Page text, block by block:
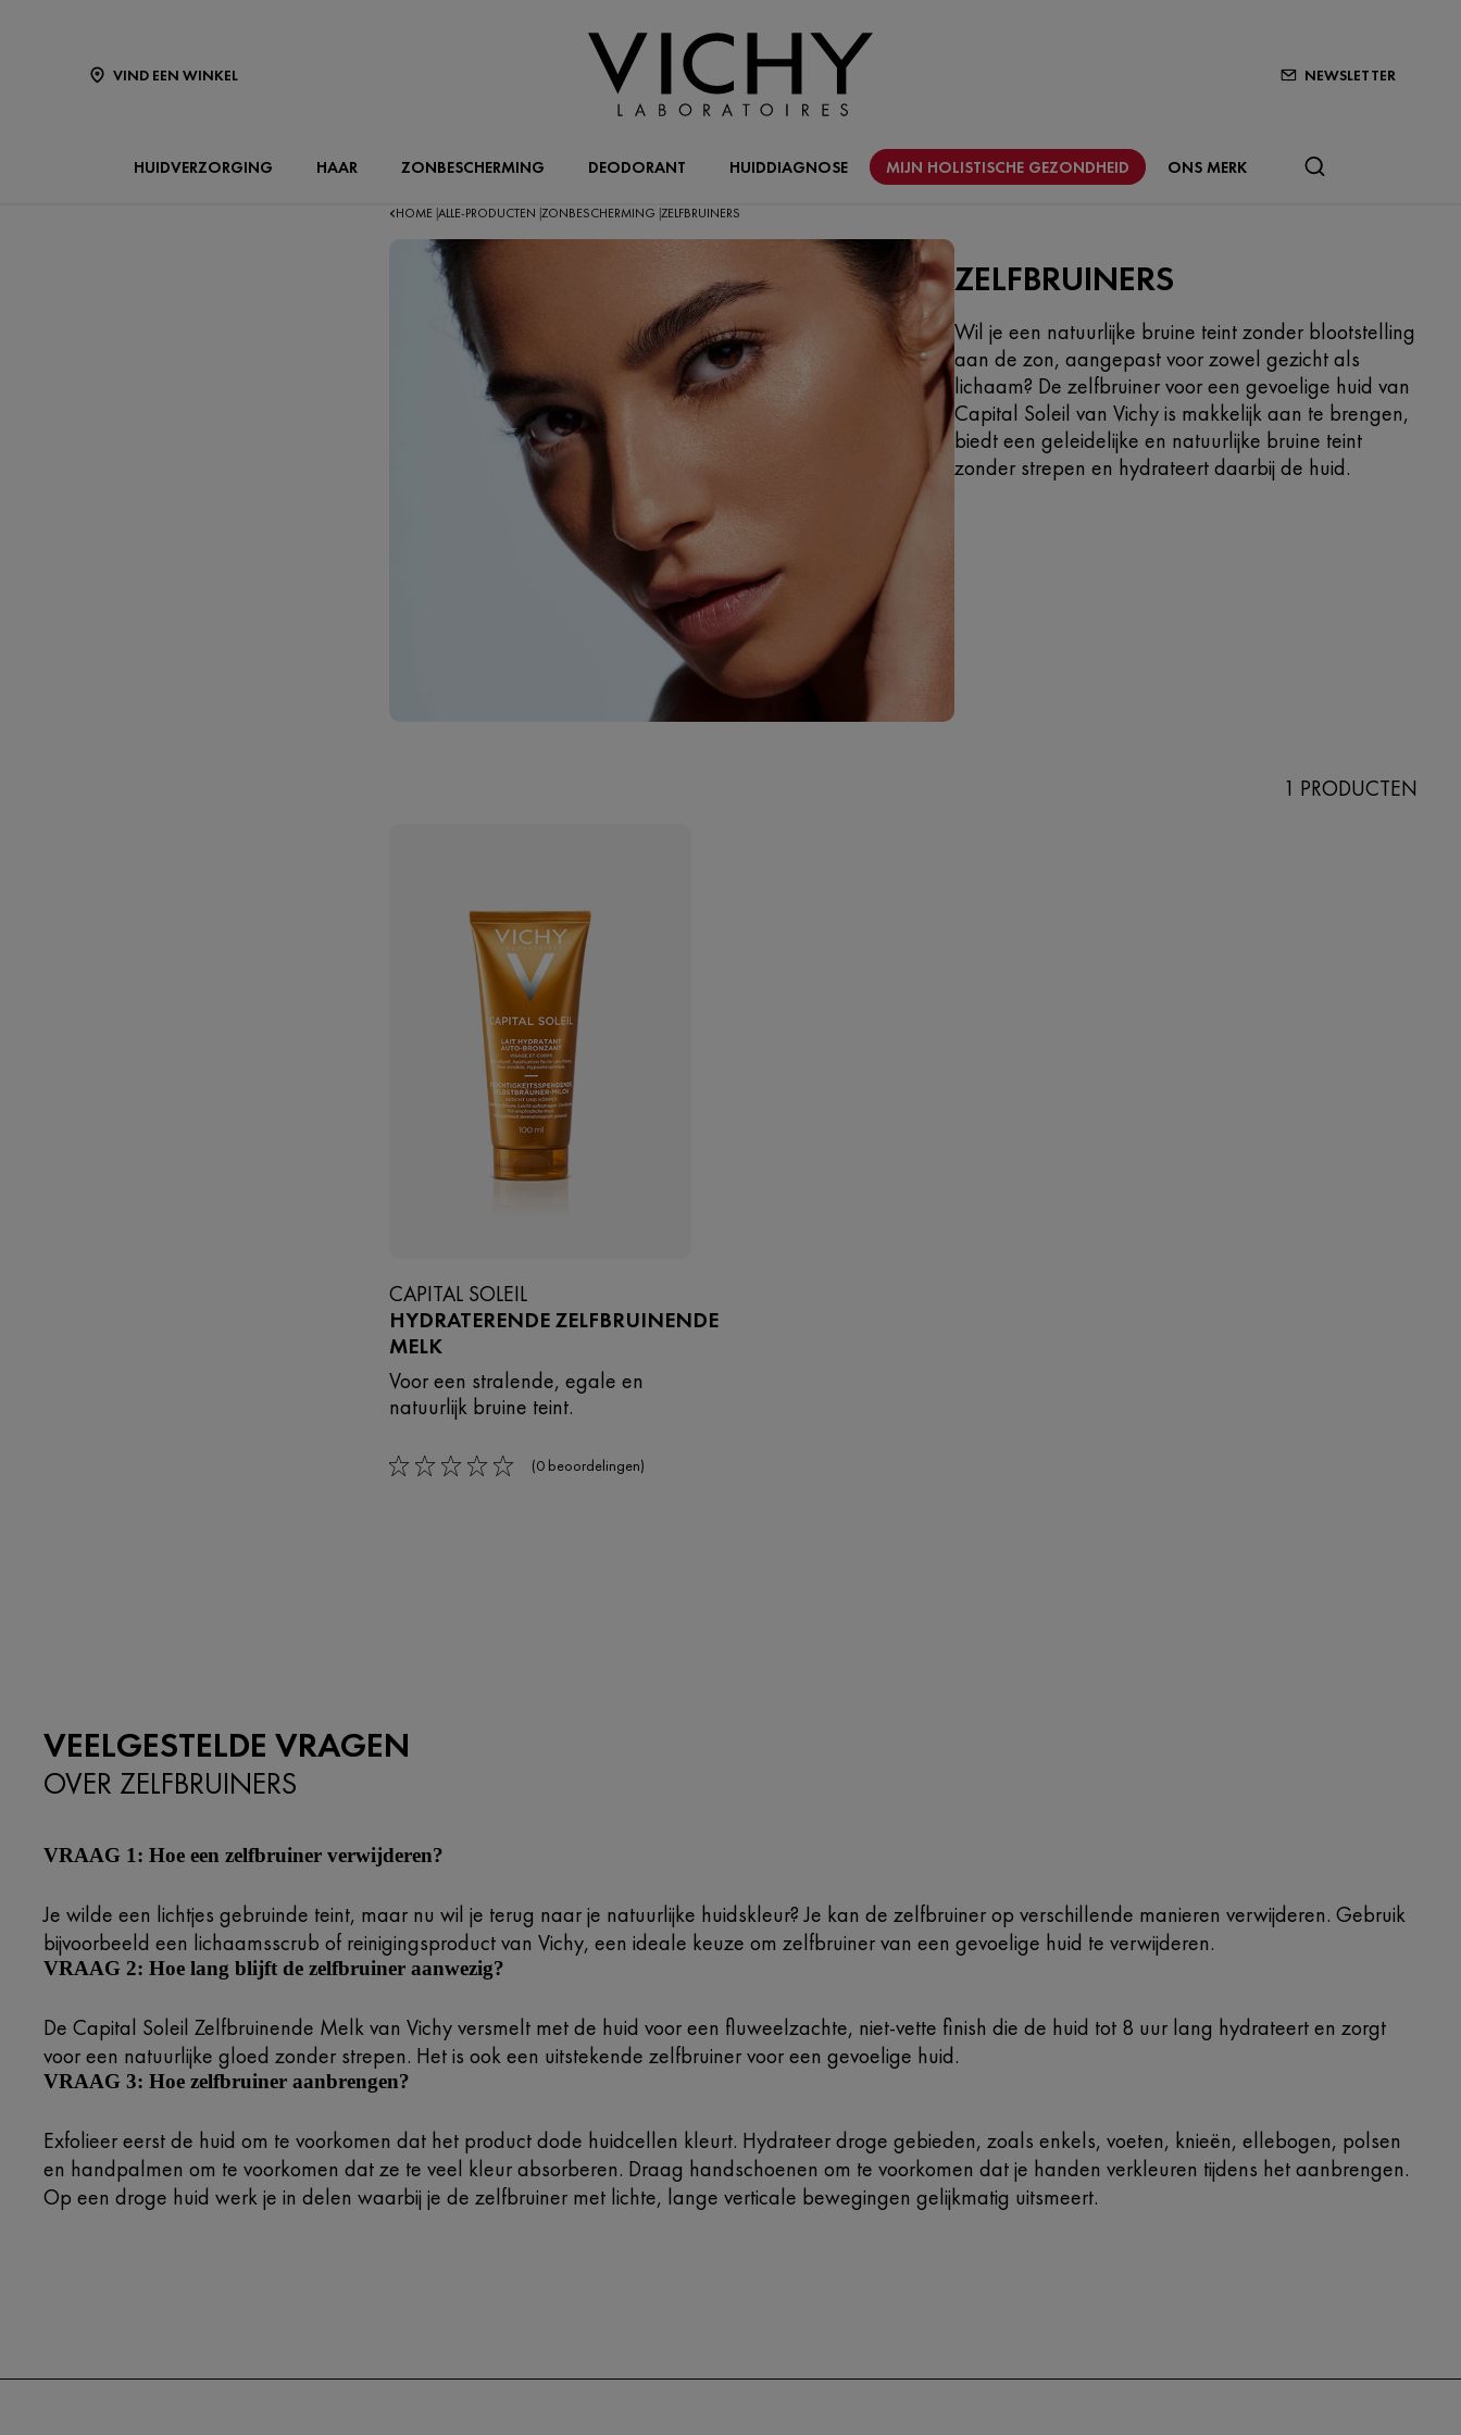
VIND EEN WINKEL NEWSLETTER
HUIDVERZORGING HAAR ZONBESCHERMING DEODORANT HUIDDIAGNOSE MIJN HOLISTISCHE GEZONDHEID ONS MERK
HOME |ALLE-PRODUCTEN |ZONBESCHERMING |ZELFBRUINERS
ZELFBRUINERS
Wil je een natuurlijke bruine teint zonder blootstelling
aan de zon, aangepast voor zowel gezicht als
lichaam? De zelfbruiner voor een gevoelige huid van
Capital Soleil van Vichy is makkelijk aan te brengen,
biedt een geleidelijke en natuurlijke bruine teint
zonder strepen en hydrateert daarbij de huid.
1 PRODUCTEN
CAPITAL SOLEIL
HYDRATERENDE ZELFBRUINENDE
MELK
Voor een stralende, egale en
natuurlijk bruine teint.
0/5 (0 beoordelingen)
VEELGESTELDE VRAGEN
OVER ZELFBRUINERS
VRAAG 1: Hoe een zelfbruiner verwijderen?
Je wilde een lichtjes gebruinde teint, maar nu wil je terug naar je natuurlijke huidskleur? Je kan de zelfbruiner op verschillende manieren verwijderen. Gebruik
bijvoorbeeld een lichaamsscrub of reinigingsproduct van Vichy, een ideale keuze om zelfbruiner van een gevoelige huid te verwijderen.
VRAAG 2: Hoe lang blijft de zelfbruiner aanwezig?
De Capital Soleil Zelfbruinende Melk van Vichy versmelt met de huid voor een fluweelzachte, niet-vette finish die de huid tot 8 uur lang hydrateert en zorgt
voor een natuurlijke gloed zonder strepen. Het is ook een uitstekende zelfbruiner voor een gevoelige huid.
VRAAG 3: Hoe zelfbruiner aanbrengen?
Exfolieer eerst de huid om te voorkomen dat het product dode huidcellen kleurt. Hydrateer droge gebieden, zoals enkels, voeten, knieën, ellebogen, polsen
en handpalmen om te voorkomen dat ze te veel kleur absorberen. Draag handschoenen om te voorkomen dat je handen verkleuren tijdens het aanbrengen.
Op een droge huid werk je in delen waarbij je de zelfbruiner met lichte, lange verticale bewegingen gelijkmatig uitsmeert.